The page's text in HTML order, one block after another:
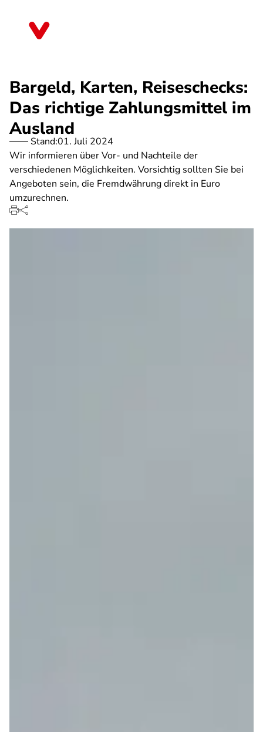
Bargeld, Karten, Reiseschecks:
Das richtige Zahlungsmittel im
Ausland
Stand:01. Juli 2024
Wir informieren über Vor- und Nachteile der
verschiedenen Möglichkeiten. Vorsichtig sollten Sie bei
Angeboten sein, die Fremdwährung direkt in Euro
umzurechnen.